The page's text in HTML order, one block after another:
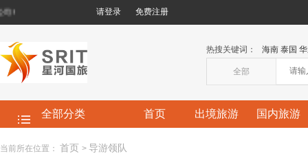
! 请登录 免费注册
热搜关键词： 海南 泰国
全部
全部分类 首页 出境旅游 国内旅游
当前所在位置： 首页 > 导游领队